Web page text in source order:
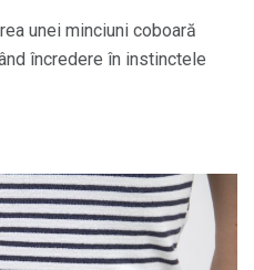
unei minciuni coboară
încredere în instinctele